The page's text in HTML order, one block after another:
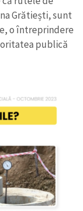
Grătiești, sunt
o întreprindere
publică